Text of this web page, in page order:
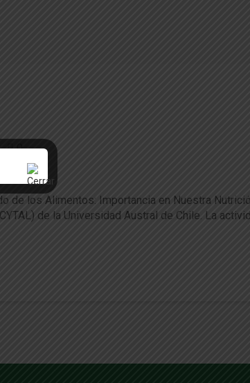
0
enfocados a mejorar la
los Alimentos: Importancia en Nuestra
de la Universidad Austral de Chile. La